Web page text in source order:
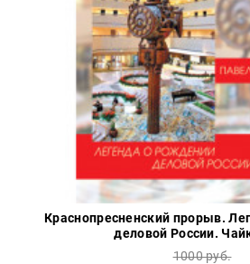
Краснопресненский прорыв.
деловой России.
1000 руб.